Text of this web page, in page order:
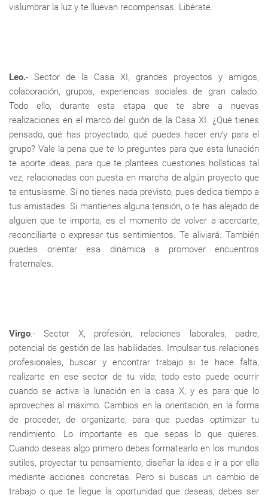
vislumbrar la luz y te lluevan recompensas. Libérate.
Leo.- Sector de la Casa XI, grandes proyectos y amigos,
colaboración, grupos, experiencias sociales de gran calado.
Todo ello, durante esta etapa que te abre a nuevas
realizaciones en el marco del guión de la Casa XI. ¿Qué tienes
pensado, qué has proyectado, qué puedes hacer en/y para el
grupo? Vale la pena que te lo preguntes para que esta lunación
te aporte ideas, para que te plantees cuestiones holísticas tal
vez, relacionadas con puesta en marcha de algún proyecto que
te entusiasme. Si no tienes nada previsto, pues dedica tiempo a
tus amistades. Si mantienes alguna tensión, o te has alejado de
alguien que te importa, es el momento de volver a acercarte,
reconciliarte o expresar tus sentimientos. Te aliviará. También
puedes orientar esa dinámica a promover encuentros
fraternales.
Virgo.- Sector X, profesión, relaciones laborales, padre,
potencial de gestión de las habilidades. Impulsar tus relaciones
profesionales, buscar y encontrar trabajo si te hace falta,
realizarte en ese sector de tu vida; todo esto puede ocurrir
cuando se activa la lunación en la casa X, y es para que lo
aproveches al máximo. Cambios en la orientación, en la forma
de proceder, de organizarte, para que puedas optimizar tu
rendimiento. Lo importante es que sepas lo que quieres.
Cuando deseas algo primero debes formatearlo en los mundos
sutiles, proyectar tu pensamiento, diseñar la idea e ir a por ella
mediante acciones concretas. Pero si buscas un cambio de
trabajo o que te llegue la oportunidad que deseas, debes ser